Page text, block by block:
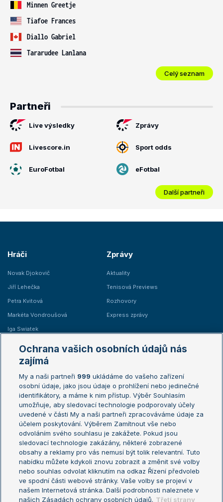
Minnen Greetje
Tiafoe Frances
Diallo Gabriel
Tararudee Lanlana
Celý seznam
Partneři
Live výsledky Zprávy
Livescore.in Sport odds
EuroFotbal eFotbal
Další partneři
Hráči
Novak Djokovič
Jiří Lehečka
Petra Kvitová
Markéta Vondroušová
Iga Swiatek
Zprávy
Aktuality
Tenisová Previews
Rozhovory
Express zprávy
Žebříčky
Žebříček ATP (muži)
Žebříček WTA (ženy)
Sázkařský žebříček
Australian Open
French Open
Wimbledon
US Open
Turnaj mistrů
Turnaj mistryň
Aktualní trendy
Fotbalové přestupy
Livesport Daily
Ochrana vašich osobních údajů nás
zajímá
My a naši partneři 999 ukládáme do vašeho zařízení
osobní údaje, jako jsou údaje o prohlížení nebo jedinečné
identifikátory, a máme k nim přístup. Výběr Souhlasím
umožňuje, aby sledovací technologie podporovaly účely
uvedené v části My a naši partneři zpracováváme údaje za
účelem poskytování. Výběrem Zamítnout vše nebo
odvoláním svého souhlasu je zakážete. Pokud jsou
sledovací technologie zakázány, některé zobrazené
obsahy a reklamy pro vás nemusí být tolik relevantní. Tuto
nabídku můžete kdykoli znovu zobrazit a změnit své volby
nebo souhlas odvolat kliknutím na odkaz Řízení předvoleb
ve spodní části webové stránky. Vaše volby se projeví v
našem Internetová stránka. Další podrobnosti naleznete v
našich Zásadách ochrany osobních údajů. Třetí strany